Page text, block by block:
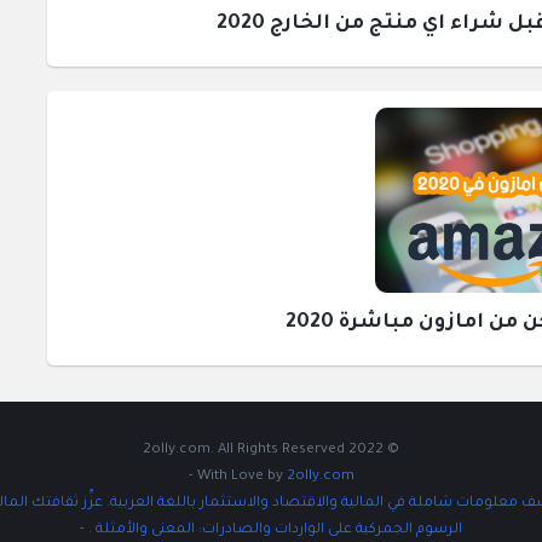
اي منتج من الخارج 2020
امازون مباشرة 2020
© 2022 2olly.com. All Rights Reserved
With Love by 2olly.com
-
معلومات شاملة في المالية والاقتصاد والاستثمار باللغة العربية. عزِّز ثقافتك
الرسوم الجمركية على الواردات والصادرات: المعنى والأمثلة . -